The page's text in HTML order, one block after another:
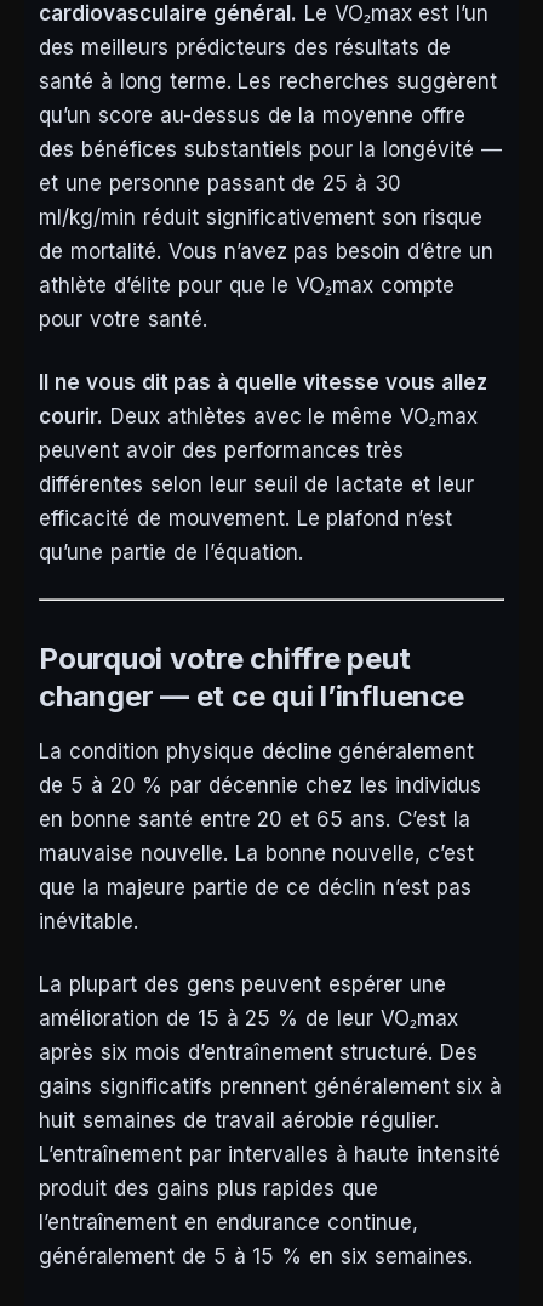
cardiovasculaire général. Le VO₂max est l’un
des meilleurs prédicteurs des résultats de
santé à long terme. Les recherches suggèrent
qu’un score au-dessus de la moyenne offre
des bénéfices substantiels pour la longévité —
et une personne passant de 25 à 30
ml/kg/min réduit significativement son risque
de mortalité. Vous n’avez pas besoin d’être un
athlète d’élite pour que le VO₂max compte
pour votre santé.
Il ne vous dit pas à quelle vitesse vous allez
courir. Deux athlètes avec le même VO₂max
peuvent avoir des performances très
différentes selon leur seuil de lactate et leur
efficacité de mouvement. Le plafond n’est
qu’une partie de l’équation.
Pourquoi votre chiffre peut
changer — et ce qui l’influence
La condition physique décline généralement
de 5 à 20 % par décennie chez les individus
en bonne santé entre 20 et 65 ans. C’est la
mauvaise nouvelle. La bonne nouvelle, c’est
que la majeure partie de ce déclin n’est pas
inévitable.
La plupart des gens peuvent espérer une
amélioration de 15 à 25 % de leur VO₂max
après six mois d’entraînement structuré. Des
gains significatifs prennent généralement six à
huit semaines de travail aérobie régulier.
L’entraînement par intervalles à haute intensité
produit des gains plus rapides que
l’entraînement en endurance continue,
généralement de 5 à 15 % en six semaines.